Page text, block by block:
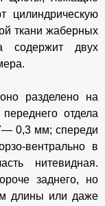
ткани жаберных
содержит двух
разделено на
отдела
0,3 мм; спереди
вентрально в
нитевидная.
заднего, но
длины или даже